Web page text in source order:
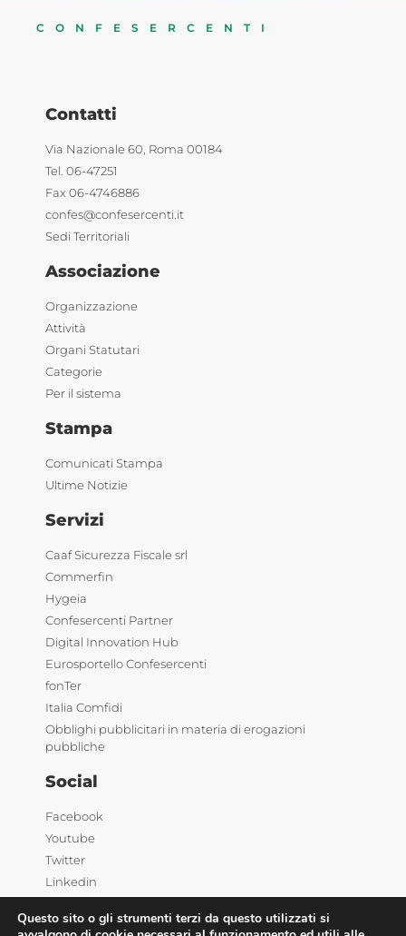
CONFESERCENTI
Contatti
Via Nazionale 60, Roma 00184
Tel. 06-47251
Fax 06-4746886
confes@confesercenti.it
Sedi Territoriali
Associazione
Organizzazione
Attività
Organi Statutari
Categorie
Per il sistema
Stampa
Comunicati Stampa
Ultime Notizie
Servizi
Caaf Sicurezza Fiscale srl
Commerfin
Hygeia
Confesercenti Partner
Digital Innovation Hub
Eurosportello Confesercenti
fonTer
Italia Comfidi
Obblighi pubblicitari in materia di erogazioni
pubbliche
Social
Facebook
Youtube
Twitter
Linkedin
Questo sito o gli strumenti terzi da questo utilizzati si